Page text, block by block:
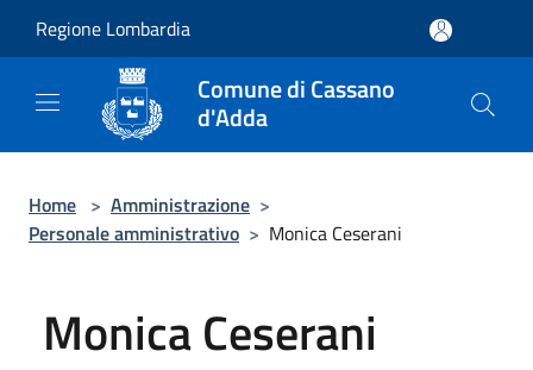
Regione Lombardia
Comune di Cassano
d'Adda
Home > Amministrazione >
Personale amministrativo > Monica Ceserani
Monica Ceserani